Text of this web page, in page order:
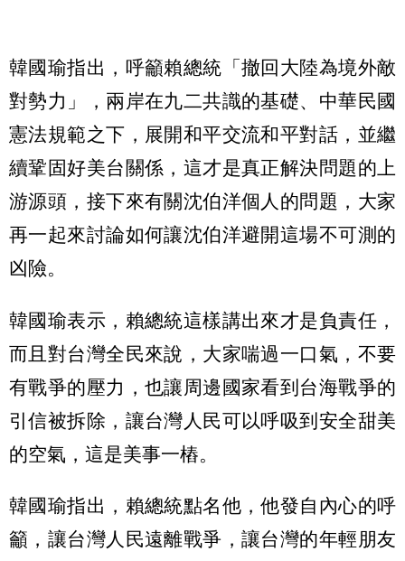
韓國瑜指出，呼籲賴總統「撤回大陸為境外敵
對勢力」，兩岸在九二共識的基礎、中華民國
憲法規範之下，展開和平交流和平對話，並繼
續鞏固好美台關係，這才是真正解決問題的上
游源頭，接下來有關沈伯洋個人的問題，大家
再一起來討論如何讓沈伯洋避開這場不可測的
凶險。
韓國瑜表示，賴總統這樣講出來才是負責任，
而且對台灣全民來說，大家喘過一口氣，不要
有戰爭的壓力，也讓周邊國家看到台海戰爭的
引信被拆除，讓台灣人民可以呼吸到安全甜美
的空氣，這是美事一樁。
韓國瑜指出，賴總統點名他，他發自內心的呼
籲，讓台灣人民遠離戰爭，讓台灣的年輕朋友